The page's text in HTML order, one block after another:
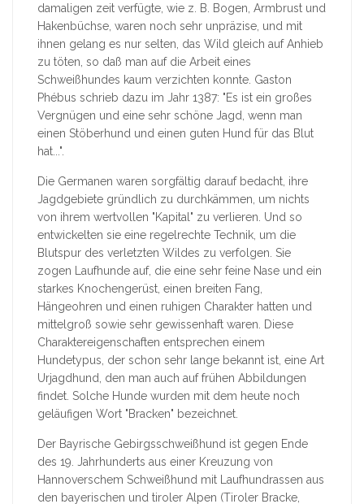
damaligen zeit verfügte, wie z. B. Bogen, Armbrust und
Hakenbüchse, waren noch sehr unpräzise, und mit
ihnen gelang es nur selten, das Wild gleich auf Anhieb
zu töten, so daß man auf die Arbeit eines
Schweißhundes kaum verzichten konnte. Gaston
Phébus schrieb dazu im Jahr 1387: "Es ist ein großes
Vergnügen und eine sehr schöne Jagd, wenn man
einen Stöberhund und einen guten Hund für das Blut
hat...".
Die Germanen waren sorgfältig darauf bedacht, ihre
Jagdgebiete gründlich zu durchkämmen, um nichts
von ihrem wertvollen "Kapital" zu verlieren. Und so
entwickelten sie eine regelrechte Technik, um die
Blutspur des verletzten Wildes zu verfolgen. Sie
zogen Laufhunde auf, die eine sehr feine Nase und ein
starkes Knochengerüst, einen breiten Fang,
Hängeohren und einen ruhigen Charakter hatten und
mittelgroß sowie sehr gewissenhaft waren. Diese
Charaktereigenschaften entsprechen einem
Hundetypus, der schon sehr lange bekannt ist, eine Art
Urjagdhund, den man auch auf frühen Abbildungen
findet. Solche Hunde wurden mit dem heute noch
geläufigen Wort "Bracken" bezeichnet.
Der Bayrische Gebirgsschweißhund ist gegen Ende
des 19. Jahrhunderts aus einer Kreuzung von
Hannoverschem Schweißhund mit Laufhundrassen aus
den bayerischen und tiroler Alpen (Tiroler Bracke,